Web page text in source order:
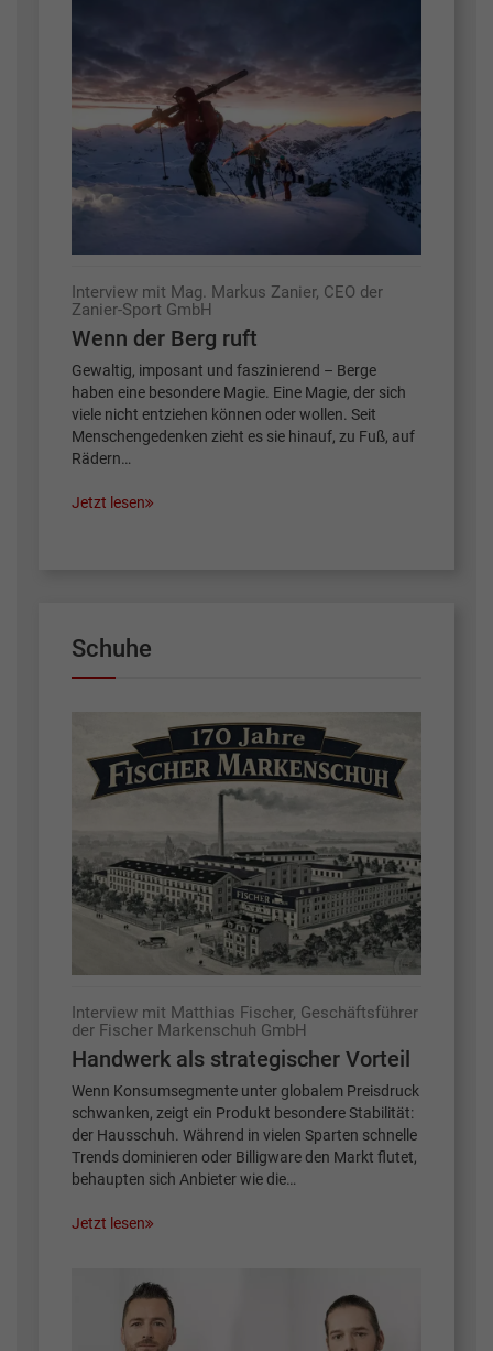
Interview mit Mag. Markus Zanier, CEO der
Zanier-Sport GmbH
Wenn der Berg ruft
Gewaltig, imposant und faszinierend – Berge
haben eine besondere Magie. Eine Magie, der sich
viele nicht entziehen können oder wollen. Seit
Menschengedenken zieht es sie hinauf, zu Fuß, auf
Rädern…
Jetzt lesen
Schuhe
Interview mit Matthias Fischer, Geschäftsführer
der Fischer Markenschuh GmbH
Handwerk als strategischer Vorteil
Wenn Konsumsegmente unter globalem Preisdruck
schwanken, zeigt ein Produkt besondere Stabilität:
der Hausschuh. Während in vielen Sparten schnelle
Trends dominieren oder Billigware den Markt flutet,
behaupten sich Anbieter wie die…
Jetzt lesen